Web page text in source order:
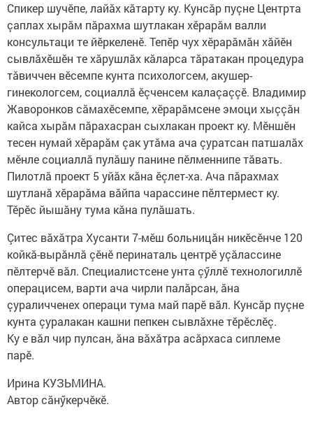
Спикер шучӗпе, лайăх кăтарту ку. Кунсăр пуçне Центрта
çаплах хырăм пăрахма шутлакан хӗрарăм валли
консультаци те йӗркеленӗ. Тепӗр чух хӗрарăмăн хăйӗн
сывлăхӗшӗн те хăрушлăх кăларса тăратакан процедура
тăвиччен вӗсемпе кунта психологсем, акушер-
гинекологсем, социаллă ӗçченсем калаçаççӗ. Владимир
Жаворонков сăмахӗсемпе, хӗрарăмсене эмоци хыççăн
кайса хырăм пăрахасран сыхлакан проект ку. Мӗншӗн
тесен нумай хӗрарăм çак утăма ача çуратсан патшалăх
мӗнле социаллă пулăшу панине пӗлменнипе тăвать.
Пилотлă проект 5 уйăх кăна ӗçлет-ха. Ача пăрахмах
шутланă хӗрарăма вăйпа чарассине пӗлтермест ку.
Тӗрӗс йышăну тума кăна пулăшать.
Çитес вăхăтра Хусанти 7-мӗш больницăн никӗсӗнче 120
койкă-вырăнлă çӗнӗ перинаталь центрӗ уçăлассине
пӗлтерчӗ вăл. Специалистсене унта çӳллӗ технологиллӗ
операцисем, варти ача чирли палăрсан, ăна
çураличченех операци тума май парӗ вăл. Кунсăр пуçне
кунта çуралакан кашни пепкен сывлăхне тӗрӗслӗç.
Ку е вăл чир пулсан, ăна вăхăтра асăрхаса сиплеме
парӗ.
Ирина КУЗЬМИНА.
Автор сăнӳкерчӗкӗ.